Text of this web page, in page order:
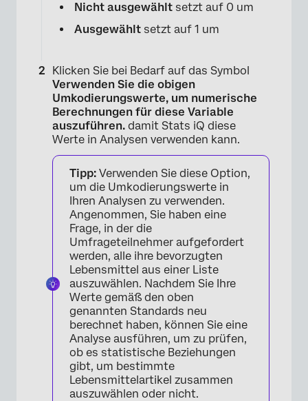
×
×
Nicht ausgewählt setzt auf 0 um
Ausgewählt setzt auf 1 um
Klicken Sie bei Bedarf auf das Symbol
Verwenden Sie die obigen
Umkodierungswerte, um numerische
Berechnungen für diese Variable
auszuführen. damit Stats iQ diese
Werte in Analysen verwenden kann.
Tipp: Verwenden Sie diese Option,
um die Umkodierungswerte in
Ihren Analysen zu verwenden.
Angenommen, Sie haben eine
Frage, in der die
Umfrageteilnehmer aufgefordert
werden, alle ihre bevorzugten
Lebensmittel aus einer Liste
auszuwählen. Nachdem Sie Ihre
Werte gemäß den oben
genannten Standards neu
berechnet haben, können Sie eine
Analyse ausführen, um zu prüfen,
ob es statistische Beziehungen
gibt, um bestimmte
Lebensmittelartikel zusammen
auszuwählen oder nicht.